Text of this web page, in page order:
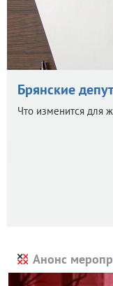
Брянские
Что изменится для
Анонс